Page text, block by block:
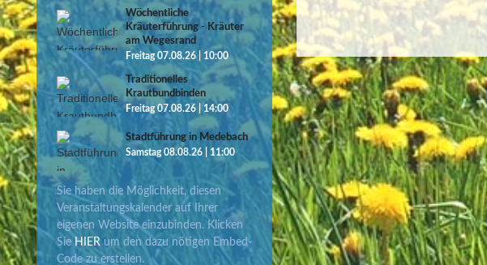
Wöchentliche
Kräuterführung - Kräuter
am Wegesrand
Freitag 07.08.26 | 10:00
Traditionelles
Krautbundbinden
Freitag 07.08.26 | 14:00
Stadtführung in Medebach
Samstag 08.08.26 | 11:00
Sie haben die Möglichkeit, diesen
Veranstaltungskalender auf Ihrer
eigenen Website einzubinden. Klicken
Sie HIER um den dazu nötigen Embed-
Code zu erstellen.